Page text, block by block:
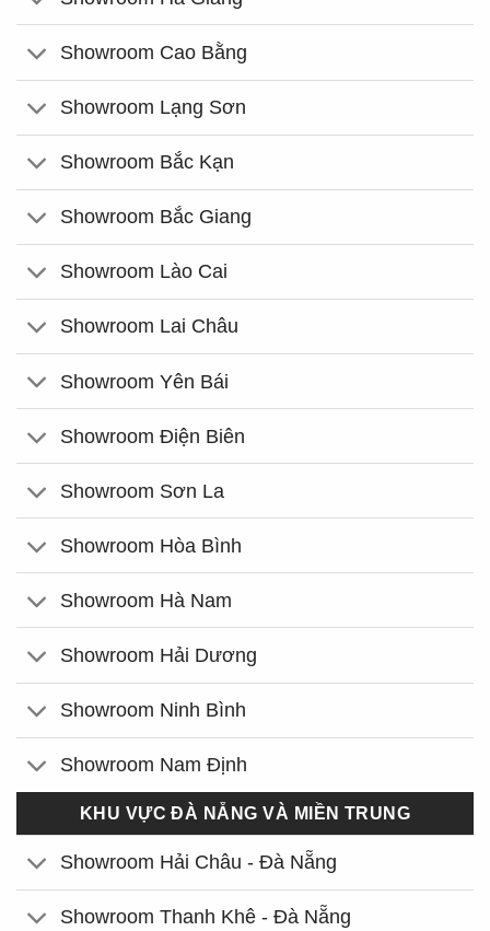
Showroom Cao Bằng
Showroom Lạng Sơn
Showroom Bắc Kạn
Showroom Bắc Giang
Showroom Lào Cai
Showroom Lai Châu
Showroom Yên Bái
Showroom Điện Biên
Showroom Sơn La
Showroom Hòa Bình
Showroom Hà Nam
Showroom Hải Dương
Showroom Ninh Bình
Showroom Nam Định
KHU VỰC ĐÀ NẴNG VÀ MIỀN TRUNG
Showroom Hải Châu - Đà Nẵng
Showroom Thanh Khê - Đà Nẵng